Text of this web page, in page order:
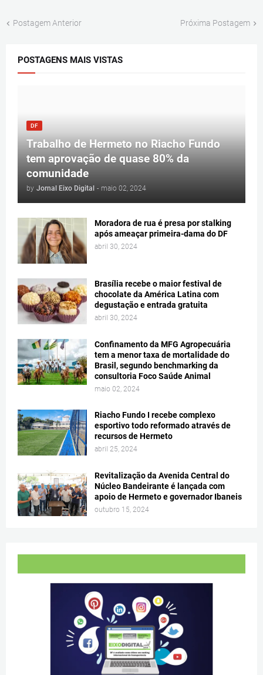
Postagem Anterior Próxima Postagem
POSTAGENS MAIS VISTAS
DF
Trabalho de Hermeto no Riacho Fundo
tem aprovação de quase 80% da
comunidade
by Jornal Eixo Digital - maio 02, 2024
Moradora de rua é presa por stalking
após ameaçar primeira-dama do DF
abril 30, 2024
Brasília recebe o maior festival de
chocolate da América Latina com
degustação e entrada gratuita
abril 30, 2024
Confinamento da MFG Agropecuária
tem a menor taxa de mortalidade do
Brasil, segundo benchmarking da
consultoria Foco Saúde Animal
maio 02, 2024
Riacho Fundo I recebe complexo
esportivo todo reformado através de
recursos de Hermeto
abril 25, 2024
Revitalização da Avenida Central do
Núcleo Bandeirante é lançada com
apoio de Hermeto e governador Ibaneis
outubro 15, 2024